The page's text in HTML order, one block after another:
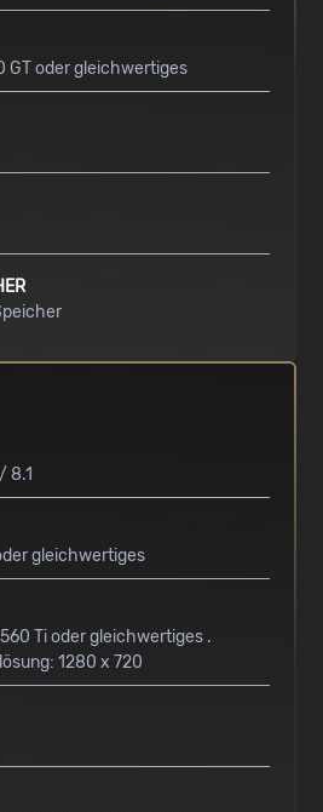
GT oder gleichwertiges
8.1
gleichwertiges
Ti oder gleichwertiges .
1280 x 720